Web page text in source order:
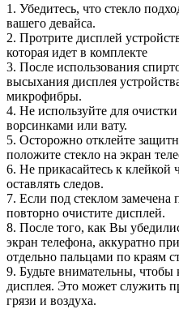
1. Убедитесь, что стекло
вашего девайса.
2. Протрите дисплей
которая идет в комплекте
3. После использования
высыхания дисплея
микрофибры.
4. Не используйте для
ворсинками или вату.
5. Осторожно отклейте
положите стекло на экран
6. Не прикасайтесь к клейкой
оставлять следов.
7. Если под стеклом замечена
повторно очистите дисплей.
8. После того, как Вы
экран телефона, аккуратно
отдельно пальцами по краям
9. Будьте внимательны, чтобы
дисплея. Это может служить
грязи и воздуха.